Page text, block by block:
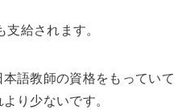
支給されます。
語教師の資格をもっていて
り少ないです。